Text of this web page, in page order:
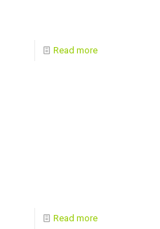
Read more
Read more